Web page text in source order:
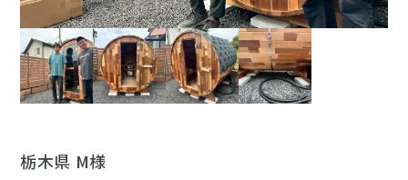
栃木県 M様